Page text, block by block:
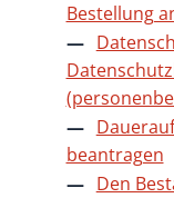
Bestellung
beantragen
Den